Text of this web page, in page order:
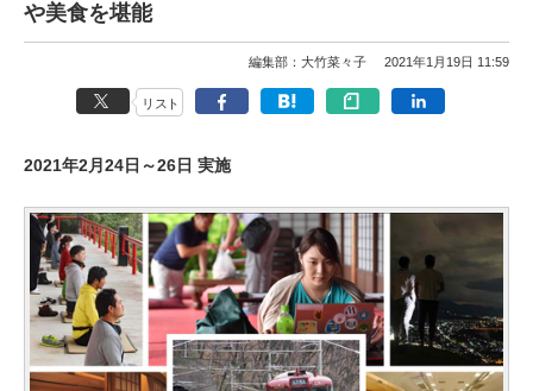
や美食を堪能
編集部：大竹菜々子 2021年1月19日 11:59
リスト
2021年2月24日～26日 実施